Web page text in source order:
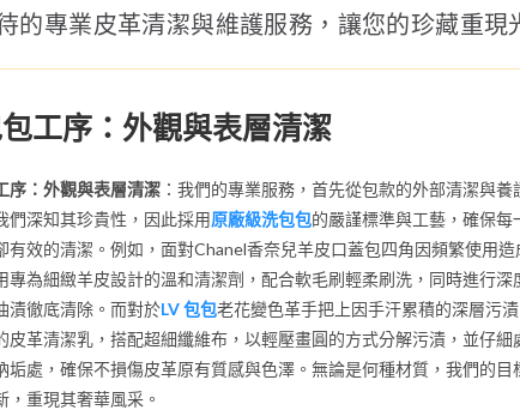
的專業皮革清潔與維護服務，讓您的珍藏重現
工序：外觀與表層清潔
序：外觀與表層清潔 ：我們的專業服務，首先從包款的外部清潔與
們深知其珍貴性，因此採用原廠級洗包包的嚴謹標準與工藝，確保每
有效的清潔。例如，面對Chanel香奈兒羊皮口蓋包四角因頻繁使用
專為細緻羊皮設計的溫和清潔劑，配合軟毛刷輕柔刷洗，同時進行深
漬徹底清除。而對於LV 包包老花變色革手把上因手汗累積的深層污
皮革清潔乳，搭配超細纖維布，以輕壓畫圓的方式分解污漬，並仔細
垢處，確保不損傷皮革原有質感與色澤。無論是何種材質，我們的目
，重現其奢華風采。